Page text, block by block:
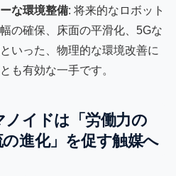
な環境整備: 将来的なロボット
の確保、床面の平滑化、5Gな
いった、物理的な環境改善に
も有効な一手です。
ノイドは「労働力の
進化」を促す触媒へ